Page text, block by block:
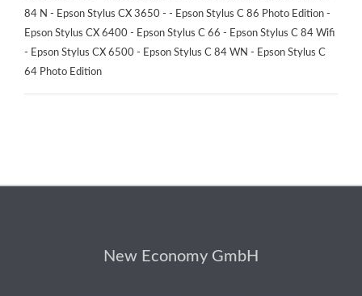
84 N - Epson Stylus CX 3650 - - Epson Stylus C 86 Photo Edition -
Epson Stylus CX 6400 - Epson Stylus C 66 - Epson Stylus C 84 Wifi
- Epson Stylus CX 6500 - Epson Stylus C 84 WN - Epson Stylus C
64 Photo Edition
New Economy GmbH